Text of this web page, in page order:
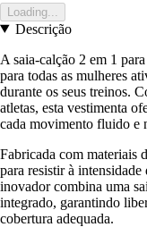
Loading...
Descrição
A saia-calção 2 em 1
para todas as mulheres
durante os seus treinos.
atletas, esta vestimenta
cada movimento fluido e
Fabricada com materiais
para resistir à
inovador combina uma
integrado, garantindo
cobertura adequada.